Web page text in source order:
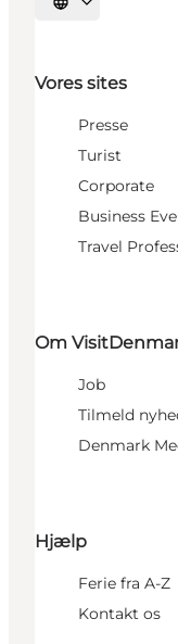
Vælg sprog
Vores sites
Presse
Turist
Corporate
Business
Travel
Om
Job
Tilmeld
Denmark
Hjælp
Ferie fra A-Z
Kontakt os